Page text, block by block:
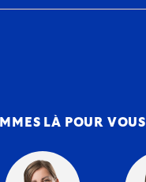
LÀ POUR VOUS